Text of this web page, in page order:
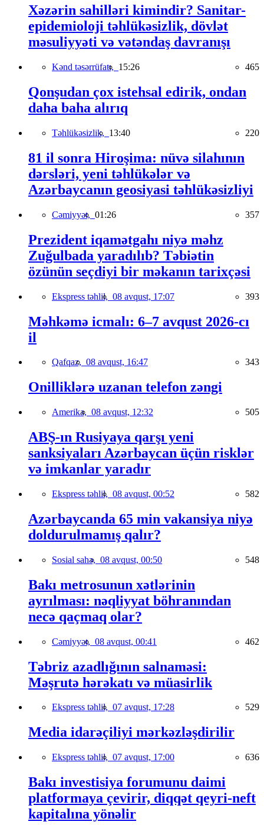
Xəzərin sahilləri kimindir? Sanitar-
epidemioloji təhlükəsizlik, dövlət
məsuliyyəti və vətəndaş davranışı
Kənd təsərrüfatı, 15:26 465
Qonşudan çox istehsal edirik, ondan
daha baha alırıq
Təhlükəsizlik, 13:40 220
81 il sonra Hiroşima: nüvə silahının
dərsləri, yeni təhlükələr və
Azərbaycanın geosiyasi təhlükəsizliyi
Cəmiyyət, 01:26 357
Prezident iqamətgahı niyə məhz
Zuğulbada yaradılıb? Təbiətin
özünün seçdiyi bir məkanın tarixçəsi
Ekspress təhlil, 08 avqust, 17:07 393
Məhkəmə icmalı: 6–7 avqust 2026-cı
il
Qafqaz, 08 avqust, 16:47 343
Onilliklərə uzanan telefon zəngi
Amerika, 08 avqust, 12:32 505
ABŞ-ın Rusiyaya qarşı yeni
sanksiyaları Azərbaycan üçün risklər
və imkanlar yaradır
Ekspress təhlil, 08 avqust, 00:52 582
Azərbaycanda 65 min vakansiya niyə
doldurulmamış qalır?
Sosial sahə, 08 avqust, 00:50 548
Bakı metrosunun xətlərinin
ayrılması: nəqliyyat böhranından
necə qaçmaq olar?
Cəmiyyət, 08 avqust, 00:41 462
Təbriz azadlığının salnaməsi:
Məşrutə hərəkatı və müasirlik
Ekspress təhlil, 07 avqust, 17:28 529
Media idarəçiliyi mərkəzləşdirilir
Ekspress təhlil, 07 avqust, 17:00 636
Bakı investisiya forumunu daimi
platformaya çevirir, diqqət qeyri-neft
kapitalına yönəlir